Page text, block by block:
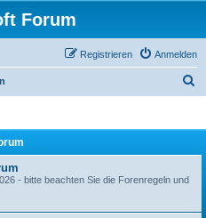
Forum
Anmelden
Registrieren
- bitte beachten Sie die Forenregeln und